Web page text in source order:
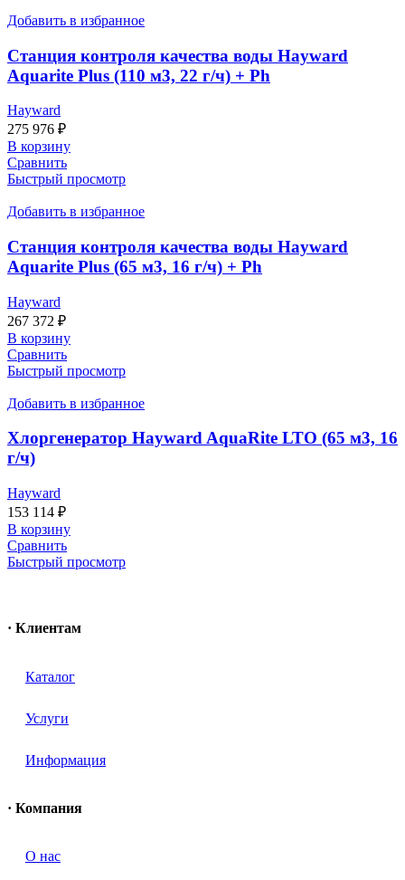
Добавить в избранное
Станция контроля качества воды Hayward
Aquarite Plus (110 м3, 22 г/ч) + Ph
Hayward
275 976 ₽
В корзину
Сравнить
Быстрый просмотр
Добавить в избранное
Станция контроля качества воды Hayward
Aquarite Plus (65 м3, 16 г/ч) + Ph
Hayward
267 372 ₽
В корзину
Сравнить
Быстрый просмотр
Добавить в избранное
Хлоргенератор Hayward AquaRite LTO (65 м3, 16
г/ч)
Hayward
153 114 ₽
В корзину
Сравнить
Быстрый просмотр
· Клиентам
Каталог
Услуги
Информация
· Компания
O нас